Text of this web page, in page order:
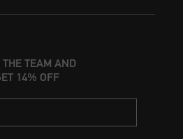
THE TEAM AND
14% OFF